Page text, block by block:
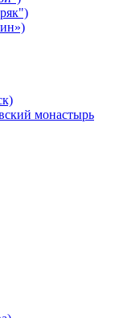
монастырь